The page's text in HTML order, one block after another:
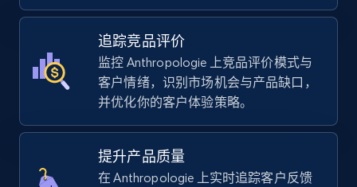
5.6K+ 875+ 立即开始
Walmart - products - Discover products by
using sku numbers
URL, Final price, Sku, Currency, Gtin,
Specifications, Image urls, Top reviews, and
more.
追踪竞品评价
监控 Anthropologie 上竞品评价模式与
客户情绪，识别市场机会与产品缺口，
并优化你的客户体验策略。
提升产品质量
在 Anthropologie 上实时追踪客户反馈